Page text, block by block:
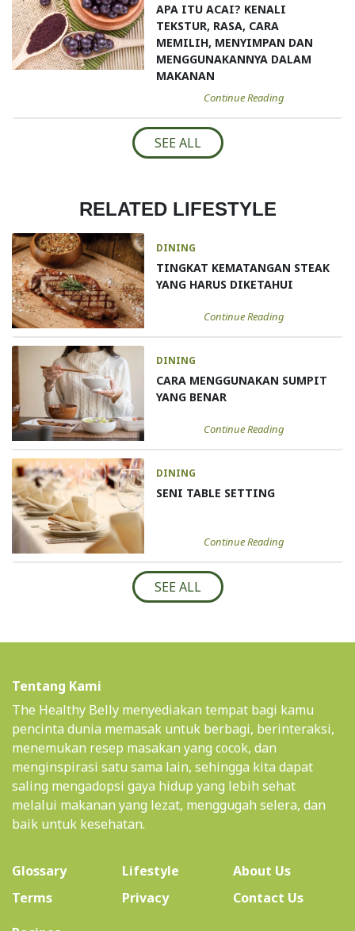
APA ITU ACAI? KENALI
TEKSTUR, RASA, CARA
MEMILIH, MENYIMPAN DAN
MENGGUNAKANNYA DALAM
MAKANAN
Continue Reading
SEE ALL
RELATED LIFESTYLE
DINING
TINGKAT KEMATANGAN STEAK
YANG HARUS DIKETAHUI
Continue Reading
DINING
CARA MENGGUNAKAN SUMPIT
YANG BENAR
Continue Reading
DINING
SENI TABLE SETTING
Continue Reading
SEE ALL
Tentang Kami
The Healthy Belly menyediakan tempat bagi kamu
pencinta dunia memasak untuk berbagi, berinteraksi,
menemukan resep masakan yang cocok, dan
menginspirasi satu sama lain, sehingga kita dapat
saling mengadopsi gaya hidup yang lebih sehat
melalui makanan yang lezat, menggugah selera, dan
baik untuk kesehatan.
Glossary Lifestyle About Us(current)
Terms
Privacy
Contact Us